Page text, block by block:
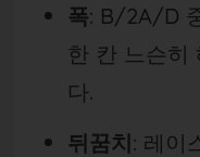
폭: B/2A/D
한 칸 느슨히
다.
뒤꿈치: 레이